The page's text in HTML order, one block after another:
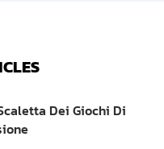
Dei Giochi Di